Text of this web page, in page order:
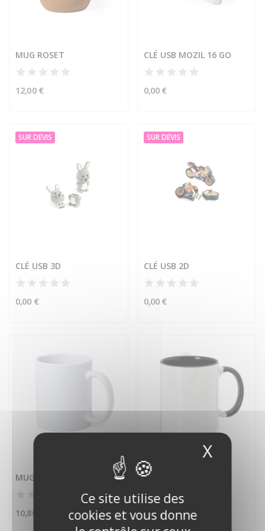
Ce site utilise des
cookies et vous donne
X
MUG ROSET
12,00 €
CLÉ USB MOZIL 16 GO
0,00 €
SUR DEVIS
CLÉ USB 3D
0,00 €
SUR DEVIS
CLÉ USB 2D
0,00 €
MUG TALMEX
10,80 €
MUG HARNET
10,80 €